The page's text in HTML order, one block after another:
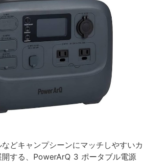
どキャンプシーンにマッチしやすいカ
する、PowerArQ 3 ポータブル電源